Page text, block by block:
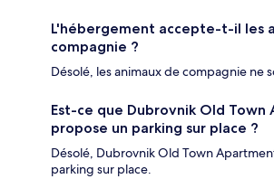
L'hébergement accepte-t-il les
compagnie ?
Désolé, les animaux de compagnie ne
Est-ce que Dubrovnik Old Town
propose un parking sur place ?
Désolé, Dubrovnik Old Town
parking sur place.